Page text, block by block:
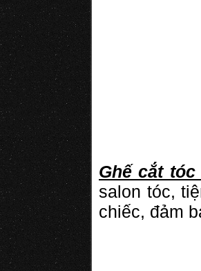
Ghế cắt tóc
salon tóc,
chiếc, đảm